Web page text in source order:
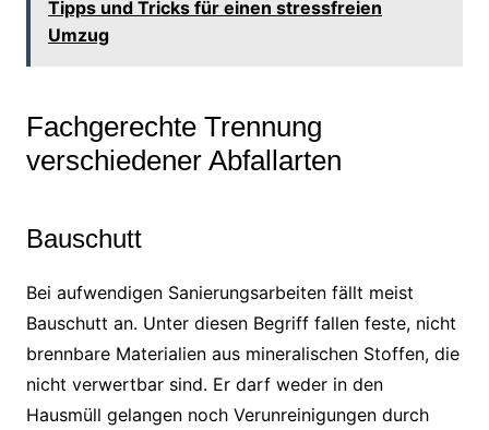
Tipps und Tricks für einen stressfreien
Umzug
Fachgerechte Trennung
verschiedener Abfallarten
Bauschutt
Bei aufwendigen Sanierungsarbeiten fällt meist
Bauschutt an. Unter diesen Begriff fallen feste, nicht
brennbare Materialien aus mineralischen Stoffen, die
nicht verwertbar sind. Er darf weder in den
Hausmüll gelangen noch Verunreinigungen durch